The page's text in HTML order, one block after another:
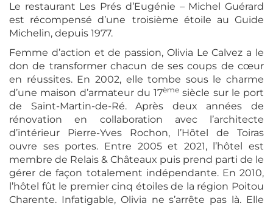
PRESSE INTERNATIONALE
Le restaurant Les Prés d’Eugénie – Michel Guérard
est récompensé d’une
troisième étoile au Guide
Michelin, depuis 1977.
Femme d’action et de passion, Olivia Le Calvez a le
don de transformer chacun de ses coups de cœur
en réussites. En 2002, elle tombe sous le charme
d’une maison d’armateur du 17ème siècle sur le port
de Saint-Martin-de-Ré. Après deux années de
rénovation en collaboration avec l’architecte
d’intérieur Pierre-Yves Rochon, l’Hôtel de Toiras
ouvre ses portes. Entre 2005 et 2021, l’hôtel est
membre de Relais & Châteaux puis prend parti de le
gérer de façon totalement indépendante. En 2010,
l’hôtel fût le premier cinq étoiles de la région Poitou
Charente. Infatigable, Olivia ne s’arrête pas là. Elle